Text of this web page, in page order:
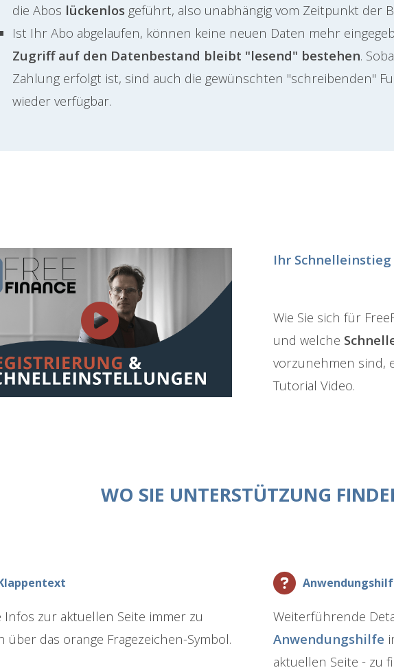
die Abos lückenlos geführt, also unabhängig vom Zeitpunkt der
Ist Ihr Abo abgelaufen, können keine neuen Daten mehr
Zugriff auf den Datenbestand bleibt "lesend" bestehen.
Zahlung erfolgt ist, sind auch die gewünschten "schreibenden"
wieder verfügbar.
Ihr Schnelleinstieg
Wie Sie sich für
und welche
vorzunehmen sind,
Tutorial Video.
WO SIE UNTERSTÜTZUNG
Infos zur aktuellen Seite immer zu
über das orange Fragezeichen-Symbol.
Weiterführende
Anwendungshilfe
aktuellen Seite - zu